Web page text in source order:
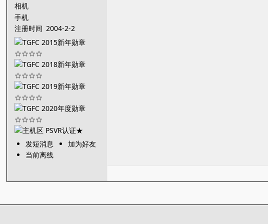
相机
手机
注册时间 2004-2-2
发短消息
加为好友
当前离线